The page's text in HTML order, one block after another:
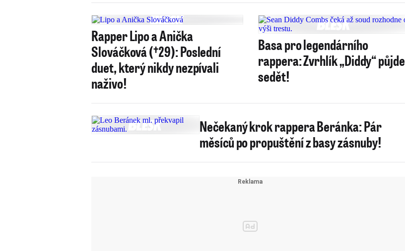
Rapper Lipo a Anička
Slováčková (†29): Poslední
duet, který nikdy nezpívali
naživo!
Basa pro legendárního
rappera: Zvrhlík „Diddy“ půjde
sedět!
Nečekaný krok rappera Beránka: Pár
měsíců po propuštění z basy zásnuby!